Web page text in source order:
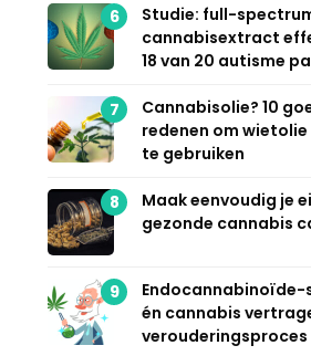
6
Studie: full-
cannabisextract
18 van 20 autisme
7
Cannabisolie? 10
redenen om wietolie
te gebruiken
8
Maak eenvoudig je
gezonde cannabis
9
Endocannabinoïde-
én cannabis
verouderingsproces